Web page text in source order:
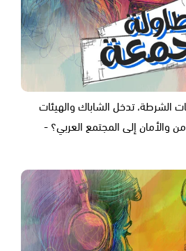
الشرطة، تدخل الشاباك والهيئات
والأمان إلى المجتمع العربي؟ -